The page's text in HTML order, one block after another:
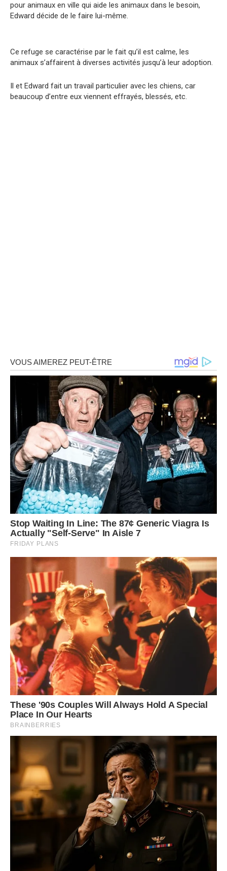
pour animaux en ville qui aide les animaux dans le besoin,
Edward décide de le faire lui-même.
Ce refuge se caractérise par le fait qu’il est calme, les
animaux s’affairent à diverses activités jusqu’à leur adoption.
Il et Edward fait un travail particulier avec les chiens, car
beaucoup d’entre eux viennent effrayés, blessés, etc.